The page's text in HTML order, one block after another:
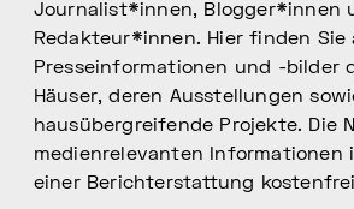
Journalist*innen, Blogger*innen
Redakteur*innen. Hier finden Sie
Presseinformationen und -bilder
Häuser, deren Ausstellungen
hausübergreifende Projekte. Die
medienrelevanten Informationen
einer Berichterstattung